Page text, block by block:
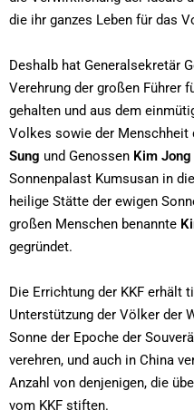
die ihr ganzes Leben für das
Deshalb hat Generalsekretär
Verehrung der großen Führer
gehalten und aus dem
Volkes sowie der Menschheit
Sung und Genossen Kim Jong
Sonnenpalast Kumsusan in
heilige Stätte der ewigen
großen Menschen benannte
gegründet.
Die Errichtung der KKF erhält
Unterstützung der Völker der
Sonne der Epoche der
verehren, und auch in China
Anzahl von denjenigen, die
vom KKF stiften.